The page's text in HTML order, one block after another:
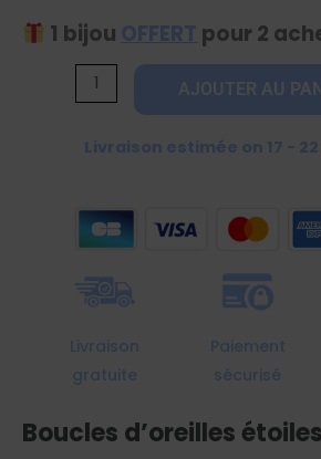
1 bijou OFFERT pour 2
quantité
Boucles
AJOUTER AU
Livraison estimée on 17 -
Livraison
gratuite
Paiement
sécurisé
Boucles d’oreilles